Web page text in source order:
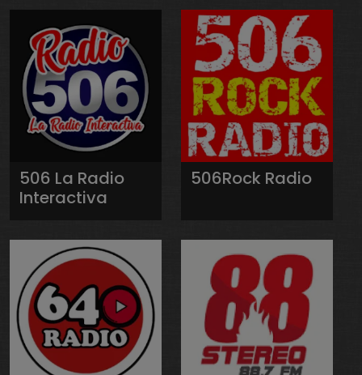
506 La Radio
Interactiva
506Rock Radio